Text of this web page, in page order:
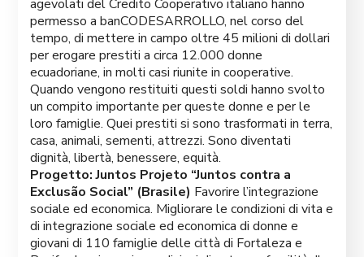
agevolati del Credito Cooperativo italiano hanno
permesso a banCODESARROLLO, nel corso del
tempo, di mettere in campo oltre 45 milioni di dollari
per erogare prestiti a circa 12.000 donne
ecuadoriane, in molti casi riunite in cooperative.
Quando vengono restituiti questi soldi hanno svolto
un compito importante per queste donne e per le
loro famiglie. Quei prestiti si sono trasformati in terra,
casa, animali, sementi, attrezzi. Sono diventati
dignità, libertà, benessere, equità.
Progetto: Juntos Projeto “Juntos contra a
Exclusão Social” (Brasile) Favorire l’integrazione
sociale ed economica. Migliorare le condizioni di vita e
di integrazione sociale ed economica di donne e
giovani di 110 famiglie delle città di Fortaleza e